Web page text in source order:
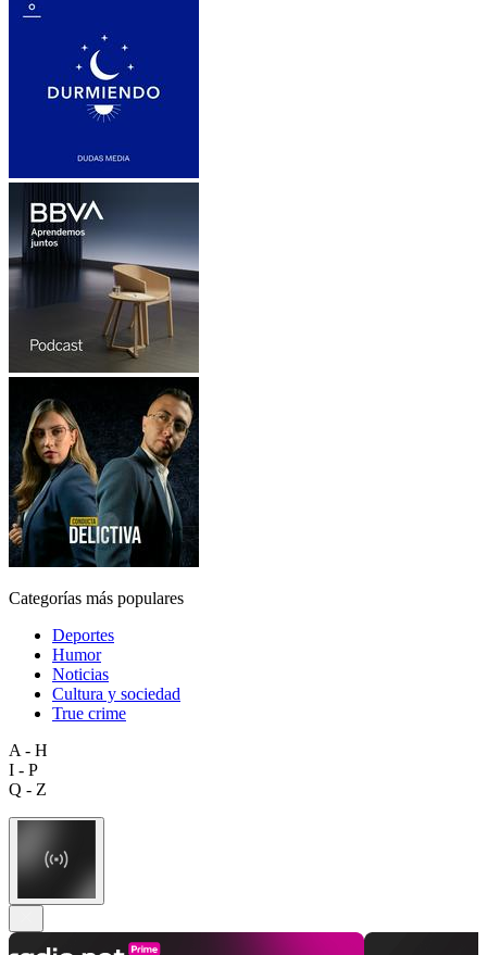
Categorías más populares
Deportes
Humor
Noticias
Cultura y sociedad
True crime
A - H
I - P
Q - Z